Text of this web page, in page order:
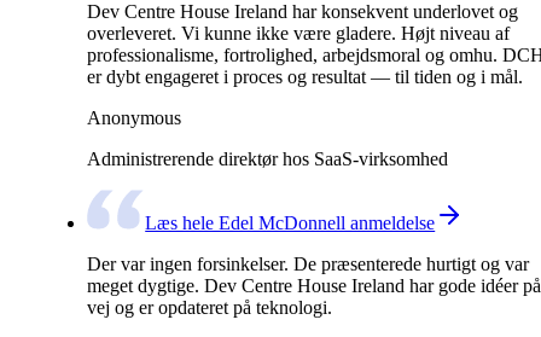
Dev Centre House Ireland har konsekvent underlovet og
overleveret. Vi kunne ikke være gladere. Højt niveau af
professionalisme, fortrolighed, arbejdsmoral og omhu.
er dybt engageret i proces og resultat — til tiden og i mål.
Anonymous
Administrerende direktør hos SaaS-virksomhed
Læs hele Edel McDonnell anmeldelse
Der var ingen forsinkelser. De præsenterede hurtigt og var
meget dygtige. Dev Centre House Ireland har gode idéer på
vej og er opdateret på teknologi.